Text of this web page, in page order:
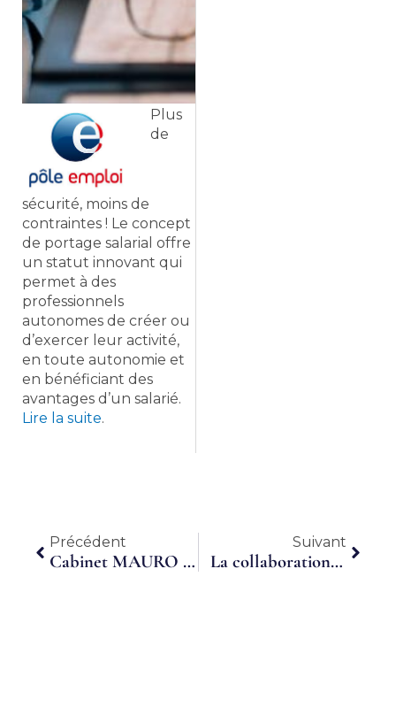
Plus
de
sécurité, moins de
contraintes ! Le concept
de portage salarial offre
un statut innovant qui
permet à des
professionnels
autonomes de créer ou
d’exercer leur activité,
en toute autonomie et
en bénéficiant des
avantages d’un salarié.
Lire la suite.
Précédent
Précédent
Cabinet MAURO & Associés : le DAF accessible aux petites entreprises grâce au temps partagé
Suivant
La collaboration DAF et DRH au service d’une entreprise plus performante